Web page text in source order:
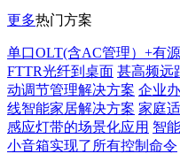
更多热门方案
单口OLT(含AC管理）+有
FTTR光纤到桌面 甚高频远
动调节管理解决方案 企业
线智能家居解决方案 家庭
感应灯带的场景化应用 智
小音箱实现了所有控制命令